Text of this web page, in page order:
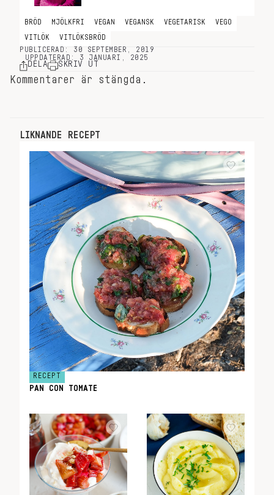
BRÖD MJÖLKFRI VEGAN VEGANSK VEGETARISK VEGO
VITLÖK
VITLÖKSBRÖD
PUBLICERAD: 30 SEPTEMBER, 2019
UPPDATERAD: 3 JANUARI, 2025
DELA SKRIV UT
Kommentarer är stängda.
LIKNANDE RECEPT
RECEPT
PAN CON TOMATE